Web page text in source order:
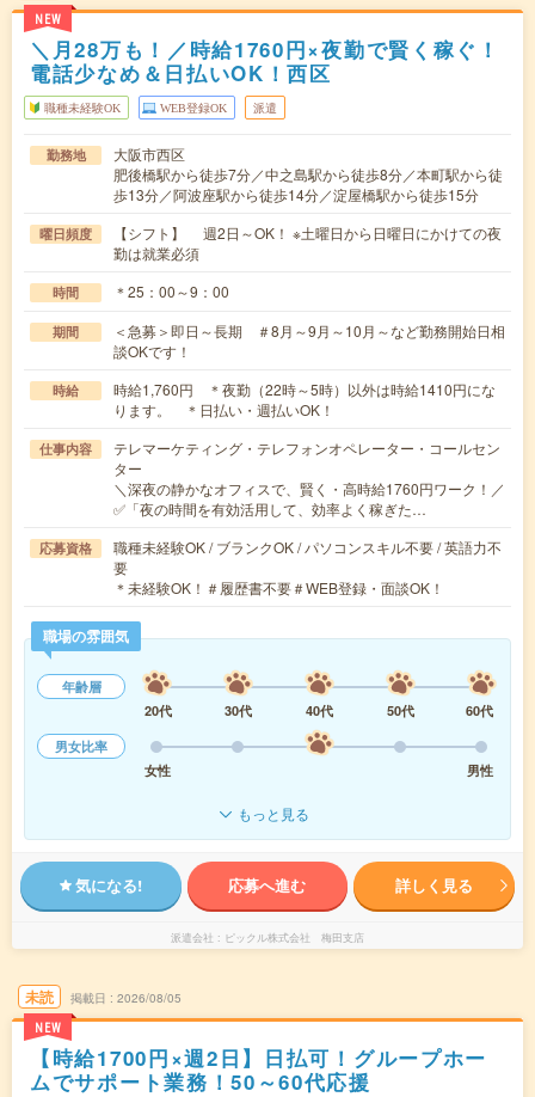
NEW
＼月28万も！／時給1760円×夜勤で賢く稼ぐ！
電話少なめ＆日払いOK！西区
職種未経験OK WEB登録OK 派遣
勤務地
大阪市西区
肥後橋駅から徒歩7分／中之島駅から徒歩8分／本町駅から徒
歩13分／阿波座駅から徒歩14分／淀屋橋駅から徒歩15分
曜日頻度
【シフト】 週2日～OK！ ※土曜日から日曜日にかけての夜
勤は就業必須
時間 ＊25：00～9：00
期間
＜急募＞即日～長期 ＃8月～9月～10月～など勤務開始日相
談OKです！
時給
時給1,760円 ＊夜勤（22時～5時）以外は時給1410円にな
ります。 ＊日払い・週払いOK！
仕事内容
テレマーケティング・テレフォンオペレーター・コールセン
ター
＼深夜の静かなオフィスで、賢く・高時給1760円ワーク！／
✅「夜の時間を有効活用して、効率よく稼ぎた…
応募資格
職種未経験OK / ブランクOK / パソコンスキル不要 / 英語力不
要
＊未経験OK！＃履歴書不要＃WEB登録・面談OK！
職場の雰囲気
年齢層
20代
30代 40代 50代
60代
男女比率
女性
男性
もっと見る
気になる! 応募へ進む 詳しく見る
派遣会社 ピックル株式会社 梅田支店
未読
NEW
掲載日 2026/08/05
【時給1700円×週2日】日払可！グループホー
ムでサポート業務！50～60代応援